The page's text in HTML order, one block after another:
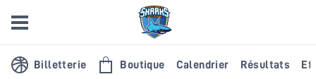
Billetterie Boutique Calendrier Résultats